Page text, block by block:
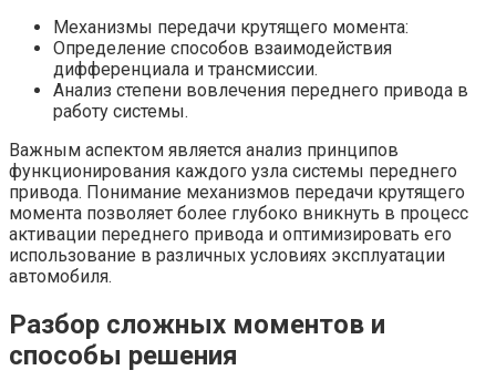
Механизмы передачи крутящего момента:
Определение способов взаимодействия
дифференциала и трансмиссии.
Анализ степени вовлечения переднего привода в
работу системы.
Важным аспектом является анализ принципов
функционирования каждого узла системы переднего
привода. Понимание механизмов передачи крутящего
момента позволяет более глубоко вникнуть в процесс
активации переднего привода и оптимизировать его
использование в различных условиях эксплуатации
автомобиля.
Разбор сложных моментов и
способы решения